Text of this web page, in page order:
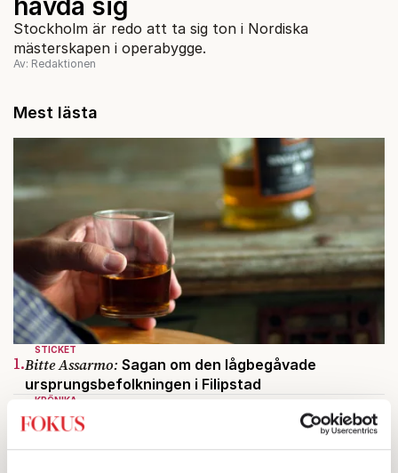
hävda sig
Stockholm är redo att ta sig ton i Nordiska
mästerskapen i operabygge.
Av: Redaktionen
Mest lästa
STICKET
1.Bitte Assarmo: Sagan om den lågbegåvade
ursprungsbefolkningen i Filipstad
KRÖNIKA
2.Sakine Madon:
Efter islamistdådet oroar sig
vänstern för Agnes Wold
UTRIKES